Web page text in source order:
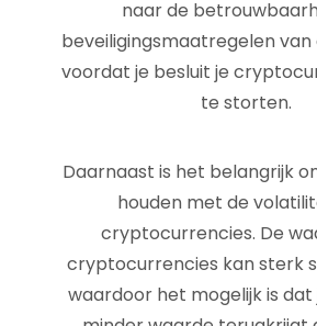
naar de
beveiligingsmaatregelen
voordat je besluit je
te storten.
Daarnaast is het belangrijk
houden met de
cryptocurrencies. De
cryptocurrencies kan sterk
waardoor het mogelijk is dat